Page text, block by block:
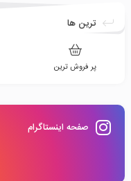
ترین ها
پر فروش ترین
صفحه اینستاگرام